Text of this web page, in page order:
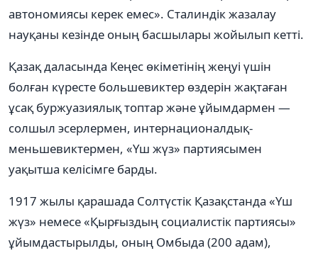
автономиясы керек емес». Сталиндік жазалау
науқаны кезінде оның басшылары жойылып кетті.
Қазақ даласында Кеңес өкіметінің жеңуі үшін
болған күресте большевиктер өздерін жақтаған
ұсақ буржуазиялық топтар және ұйымдармен —
солшыл эсерлермен, интернационалдық-
меньшевиктермен, «Үш жүз» партиясымен
уақытша келісімге барды.
1917 жылы қарашада Солтүстік Қазақстанда «Үш
жүз» немесе «Қырғыздың социалистік партиясы»
ұйымдастырылды, оның Омбыда (200 адам),